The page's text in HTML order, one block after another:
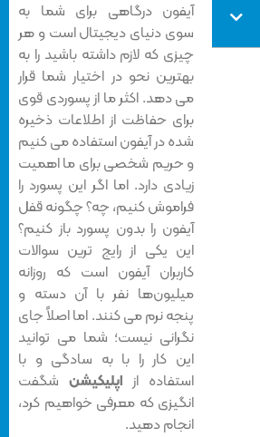
آیفون درگاهی برای شما به
سوی دنیای دیجیتال است و هر
چیزی که لازم داشته باشید را به
بهترین نحو در اختیار شما قرار
می دهد. اکثر ما از پسوردی قوی
برای حفاظت از اطلاعات ذخیره
شده در آیفون استفاده می کنیم
و حریم شخصی برای ما اهمیت
زیادی دارد. اما اگر این پسورد را
فراموش کنیم، چه؟ چگونه قفل
آیفون را بدون پسورد باز کنیم؟
این یکی از رایج ترین سوالات
کاربران آیفون است که روزانه
میلیون‌ها نفر با آن دسته و
پنجه نرم می کنند. اما اصلاً جای
نگرانی نیست؛ شما می توانید
این کار را با به سادگی و با
استفاده ازاپلیکیشنشگفت
انگیزی که معرفی خواهیم کرد،
انجام دهید.